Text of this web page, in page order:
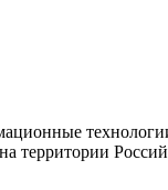
территории